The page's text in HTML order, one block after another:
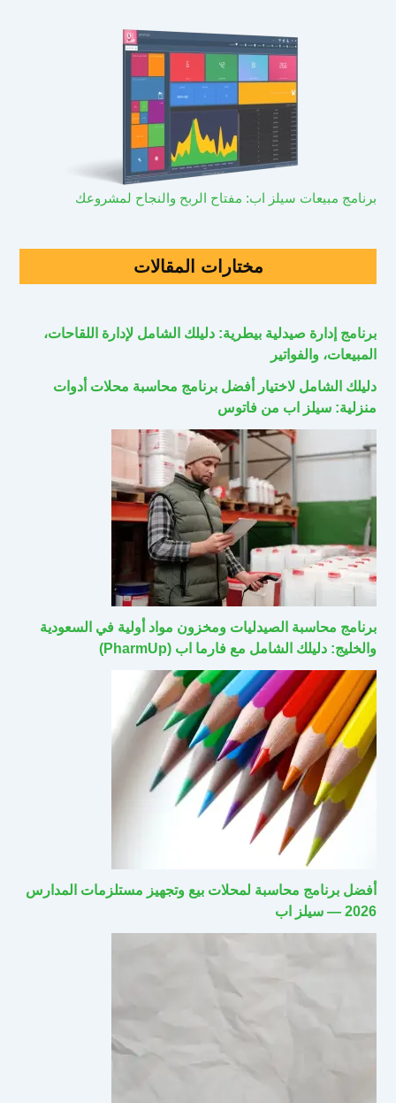
برنامج مبيعات سيلز اب: مفتاح الربح والنجاح لمشروعك
مختارات المقالات
برنامج إدارة صيدلية بيطرية: دليلك الشامل لإدارة اللقاحات،
المبيعات، والفواتير
دليلك الشامل لاختيار أفضل برنامج محاسبة محلات أدوات
منزلية: سيلز اب من فاتوس
برنامج محاسبة الصيدليات ومخزون مواد أولية في السعودية
والخليج: دليلك الشامل مع فارما اب (PharmUp)
أفضل برنامج محاسبة لمحلات بيع وتجهيز مستلزمات المدارس
2026 — سيلز اب